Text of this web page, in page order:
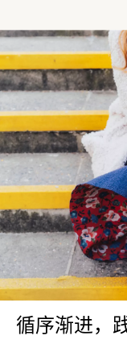
循序渐进，